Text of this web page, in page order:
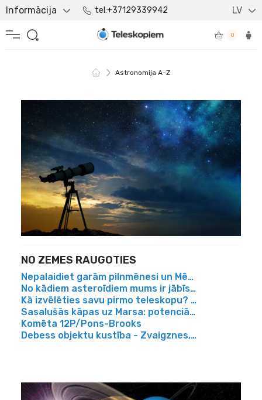
Informācija tel:+37129339942 LV
0
Astronomija A-Z
NO ZEMES RAUGOTIES
Nepalaidiet garām pilnmēnesi un Mēness
No kādiem asteroīdiem mums ir jābīstas?
Kā izvēlēties savu pirmo teleskopu? Ceļvedis
Sasalušās kāpas uz Marsa: potenciāli pierādījumi
Komēta 12P/Pons-Brooks
Debess objektu kustība - Zvaigznes, Saule,